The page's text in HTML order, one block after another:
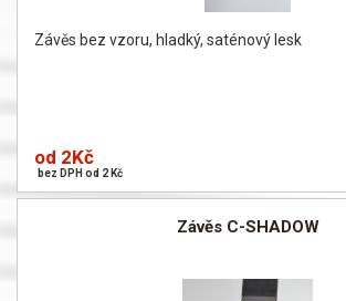
Závěs bez vzoru, hladký, saténový lesk
od 2Kč
bez DPH od 2 Kč
Závěs C-SHADOW